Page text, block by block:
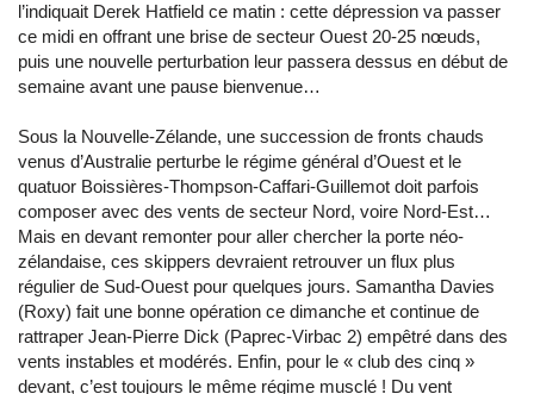
l’indiquait Derek Hatfield ce matin : cette dépression va passer
ce midi en offrant une brise de secteur Ouest 20-25 nœuds,
puis une nouvelle perturbation leur passera dessus en début de
semaine avant une pause bienvenue…
Sous la Nouvelle-Zélande, une succession de fronts chauds
venus d’Australie perturbe le régime général d’Ouest et le
quatuor Boissières-Thompson-Caffari-Guillemot doit parfois
composer avec des vents de secteur Nord, voire Nord-Est…
Mais en devant remonter pour aller chercher la porte néo-
zélandaise, ces skippers devraient retrouver un flux plus
régulier de Sud-Ouest pour quelques jours. Samantha Davies
(Roxy) fait une bonne opération ce dimanche et continue de
rattraper Jean-Pierre Dick (Paprec-Virbac 2) empêtré dans des
vents instables et modérés. Enfin, pour le « club des cinq »
devant, c’est toujours le même régime musclé ! Du vent